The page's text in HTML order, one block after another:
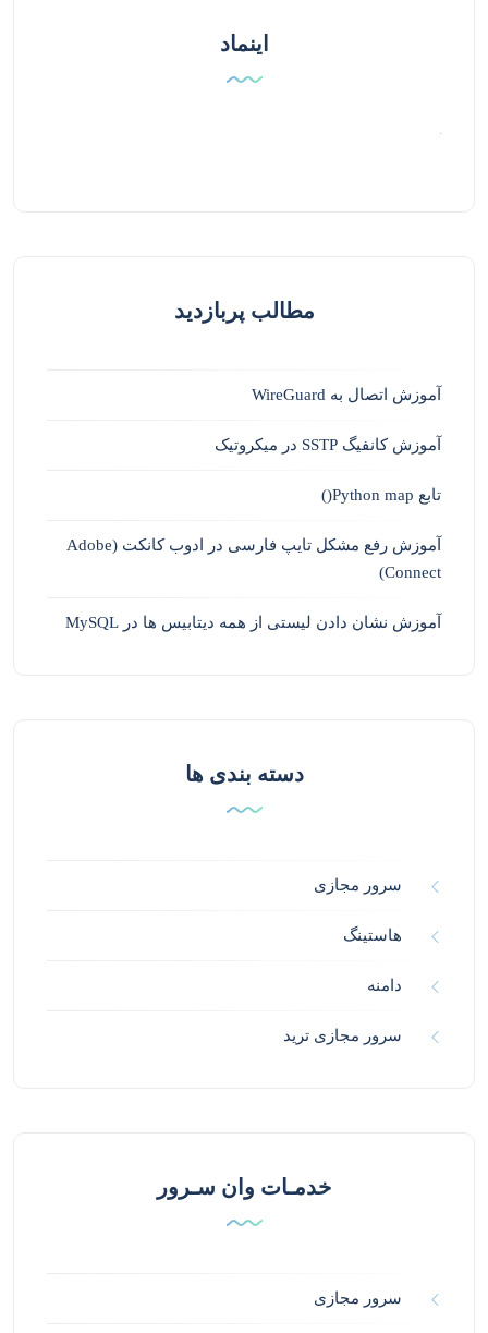
اینماد
مطالب پربازدید
آموزش اتصال به WireGuard
آموزش کانفیگ SSTP در میکروتیک
تابع Python map()
آموزش رفع مشکل تایپ فارسی در ادوب کانکت (Adobe
Connect)
آموزش نشان دادن لیستی از همه دیتابیس ها در MySQL
دسته بندی ها
سرور مجازی
هاستینگ
دامنه
سرور مجازی ترید
خدمـات وان سـرور
سرور مجازی